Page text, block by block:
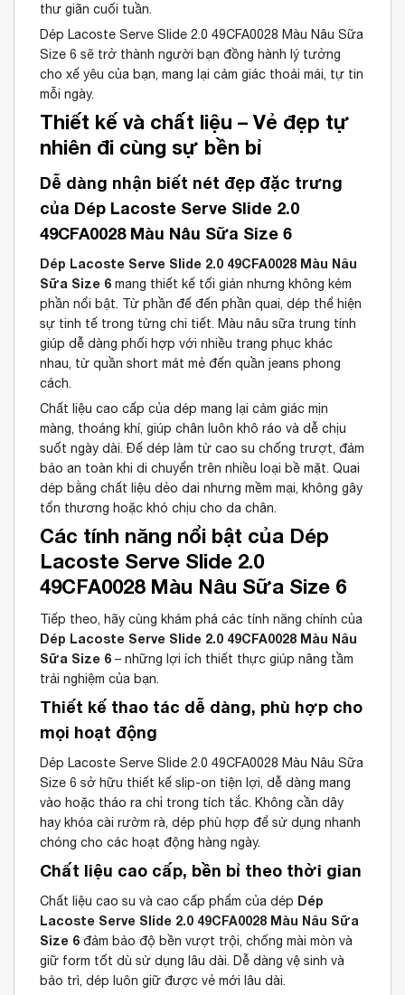
thư giãn cuối tuần.
Dép Lacoste Serve Slide 2.0 49CFA0028 Màu Nâu Sữa
Size 6 sẽ trở thành người bạn đồng hành lý tưởng
cho xế yêu của bạn, mang lại cảm giác thoải mái, tự tin
mỗi ngày.
Thiết kế và chất liệu – Vẻ đẹp tự
nhiên đi cùng sự bền bỉ
Dễ dàng nhận biết nét đẹp đặc trưng
của Dép Lacoste Serve Slide 2.0
49CFA0028 Màu Nâu Sữa Size 6
Dép Lacoste Serve Slide 2.0 49CFA0028 Màu Nâu
Sữa Size 6 mang thiết kế tối giản nhưng không kém
phần nổi bật. Từ phần đế đến phần quai, dép thể hiện
sự tinh tế trong từng chi tiết. Màu nâu sữa trung tính
giúp dễ dàng phối hợp với nhiều trang phục khác
nhau, từ quần short mát mẻ đến quần jeans phong
cách.
Chất liệu cao cấp của dép mang lại cảm giác mịn
màng, thoáng khí, giúp chân luôn khô ráo và dễ chịu
suốt ngày dài. Đế dép làm từ cao su chống trượt, đảm
bảo an toàn khi di chuyển trên nhiều loại bề mặt. Quai
dép bằng chất liệu dẻo dai nhưng mềm mại, không gây
tổn thương hoặc khó chịu cho da chân.
Các tính năng nổi bật của Dép
Lacoste Serve Slide 2.0
49CFA0028 Màu Nâu Sữa Size 6
Tiếp theo, hãy cùng khám phá các tính năng chính của
Dép Lacoste Serve Slide 2.0 49CFA0028 Màu Nâu
Sữa Size 6 – những lợi ích thiết thực giúp nâng tầm
trải nghiệm của bạn.
Thiết kế thao tác dễ dàng, phù hợp cho
mọi hoạt động
Dép Lacoste Serve Slide 2.0 49CFA0028 Màu Nâu Sữa
Size 6 sở hữu thiết kế slip-on tiện lợi, dễ dàng mang
vào hoặc tháo ra chỉ trong tích tắc. Không cần dây
hay khóa cài rườm rà, dép phù hợp để sử dụng nhanh
chóng cho các hoạt động hàng ngày.
Chất liệu cao cấp, bền bỉ theo thời gian
Chất liệu cao su và cao cấp phẩm của dép Dép
Lacoste Serve Slide 2.0 49CFA0028 Màu Nâu Sữa
Size 6 đảm bảo độ bền vượt trội, chống mài mòn và
giữ form tốt dù sử dụng lâu dài. Dễ dàng vệ sinh và
bảo trì, dép luôn giữ được vẻ mới lâu dài.